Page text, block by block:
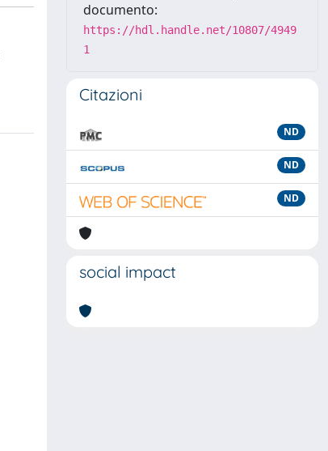
documento:
https://hdl.handle.net/10807/4949
1
Citazioni
ND
ND
ND
social impact